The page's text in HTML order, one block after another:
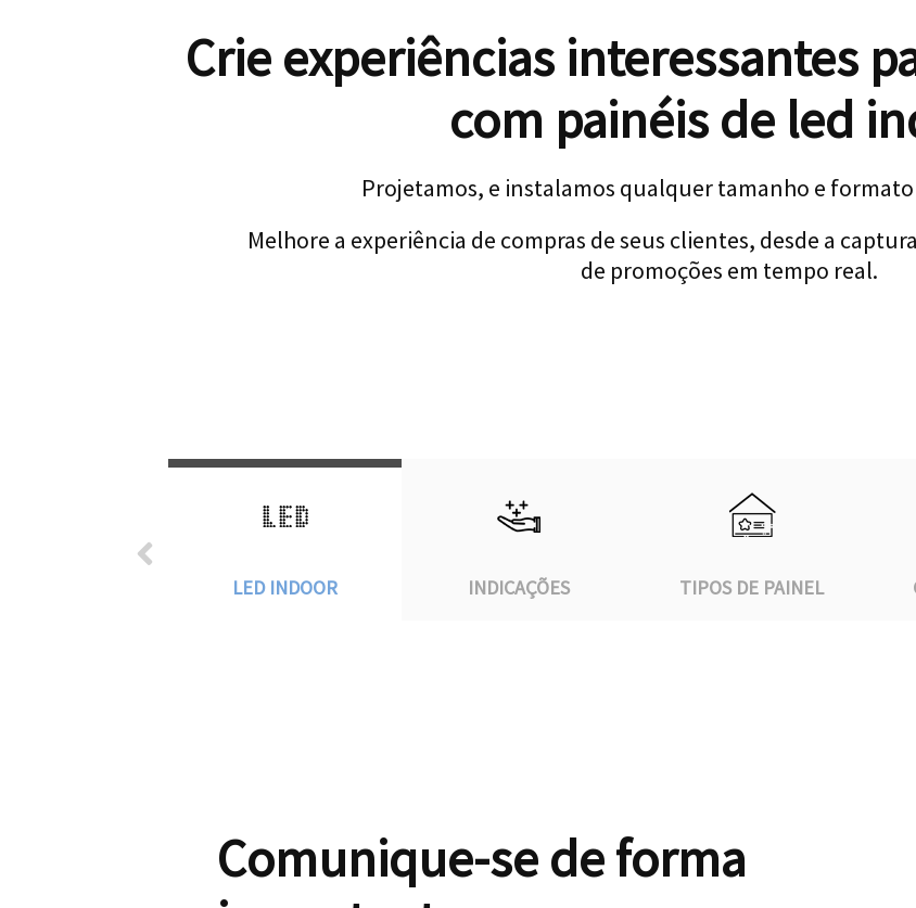
Crie experiências interessantes
com painéis de led
Projetamos, e instalamos qualquer tamanho e formato
Melhore a experiência de compras de seus clientes, desde a
de promoções em tempo real.
LED INDOOR INDICAÇÕES TIPOS DE PAINEL
Comunique-se de forma